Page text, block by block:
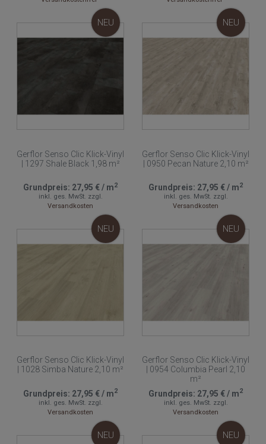
NEU
Gerflor Senso Clic Klick-Vinyl
| 1297 Shale Black 1,98 m²
Grundpreis: 27,95 €/ m2
inkl. ges. MwSt. zzgl.
Versandkosten
NEU
Gerflor Senso Clic Klick-Vinyl
| 0950 Pecan Nature 2,10 m²
Grundpreis: 27,95 €/ m2
inkl. ges. MwSt. zzgl.
Versandkosten
NEU
Gerflor Senso Clic Klick-Vinyl
| 1028 Simba Nature 2,10 m²
Grundpreis: 27,95 €/ m2
inkl. ges. MwSt. zzgl.
Versandkosten
NEU
Gerflor Senso Clic Klick-Vinyl
| 0954 Columbia Pearl 2,10
m²
Grundpreis: 27,95 €/ m2
inkl. ges. MwSt. zzgl.
Versandkosten
NEU NEU